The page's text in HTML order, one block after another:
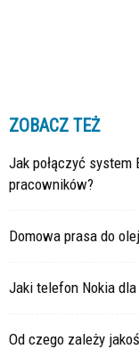
ZOBACZ TEŻ
Jak połączyć system
pracowników?
Domowa prasa do
Jaki telefon Nokia dla
Od czego zależy